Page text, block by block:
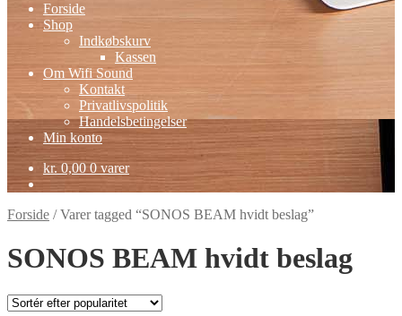
Forside
Shop
Indkøbskurv
Kassen
Om Wifi Sound
Kontakt
Privatlivspolitik
Handelsbetingelser
Min konto
kr.0,00 0 varer
Forside /Varer tagged “SONOS BEAM hvidt beslag”
SONOS BEAM hvidt beslag